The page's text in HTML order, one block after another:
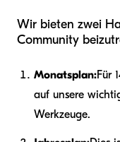
Wir bieten zwei
Community
Monatsplan:Für
auf unsere
Werkzeuge.